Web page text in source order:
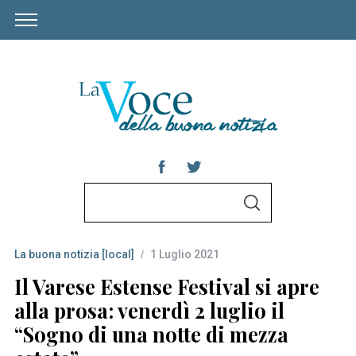
r
c
h
S
La buona notizia [local] 1 Luglio 2021
Il Varese Estense Festival si apre
alla prosa: venerdì 2 luglio il
“Sogno di una notte di mezza